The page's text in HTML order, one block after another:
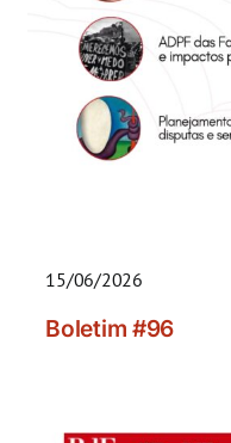
15/06/2026
Boletim #96